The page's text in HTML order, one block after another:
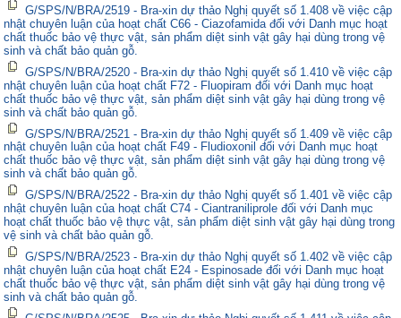
G/SPS/N/BRA/2519 - Bra-xin dự thảo Nghị quyết số 1.408 về việc cập
nhật chuyên luận của hoạt chất C66 - Ciazofamida đối với Danh mục hoạt
chất thuốc bảo vệ thực vật, sản phẩm diệt sinh vật gây hại dùng trong vệ
sinh và chất bảo quản gỗ.
G/SPS/N/BRA/2520 - Bra-xin dự thảo Nghị quyết số 1.410 về việc cập
nhật chuyên luận của hoạt chất F72 - Fluopiram đối với Danh mục hoạt
chất thuốc bảo vệ thực vật, sản phẩm diệt sinh vật gây hại dùng trong vệ
sinh và chất bảo quản gỗ.
G/SPS/N/BRA/2521 - Bra-xin dự thảo Nghị quyết số 1.409 về việc cập
nhật chuyên luận của hoạt chất F49 - Fludioxonil đối với Danh mục hoạt
chất thuốc bảo vệ thực vật, sản phẩm diệt sinh vật gây hại dùng trong vệ
sinh và chất bảo quản gỗ.
G/SPS/N/BRA/2522 - Bra-xin dự thảo Nghị quyết số 1.401 về việc cập
nhật chuyên luận của hoạt chất C74 - Ciantraniliprole đối với Danh mục
hoạt chất thuốc bảo vệ thực vật, sản phẩm diệt sinh vật gây hại dùng trong
vệ sinh và chất bảo quản gỗ.
G/SPS/N/BRA/2523 - Bra-xin dự thảo Nghị quyết số 1.402 về việc cập
nhật chuyên luận của hoạt chất E24 - Espinosade đối với Danh mục hoạt
chất thuốc bảo vệ thực vật, sản phẩm diệt sinh vật gây hại dùng trong vệ
sinh và chất bảo quản gỗ.